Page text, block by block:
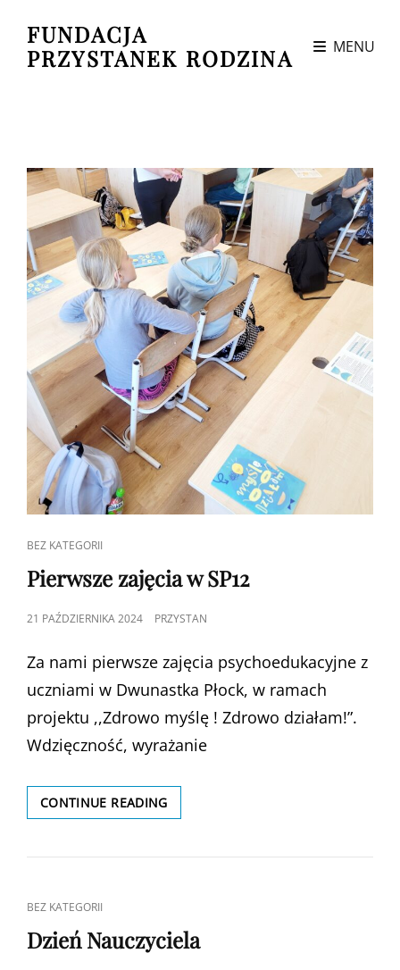
FUNDACJA
PRZYSTANEK RODZINA
MENU
CAT
LINKS
BEZ KATEGORII
Pierwsze zajęcia w SP12
POSTED
21 PAŹDZIERNIKA 2024 PRZYSTAN
Za nami pierwsze zajęcia psychoedukacyjne z
uczniami w Dwunastka Płock, w ramach
projektu ,,Zdrowo myślę ! Zdrowo działam!”.
Wdzięczność, wyrażanie
CONTINUE READINGPIERWSZE
ZAJĘCIA
SP12
CAT
LINKS
BEZ KATEGORII
Dzień Nauczyciela